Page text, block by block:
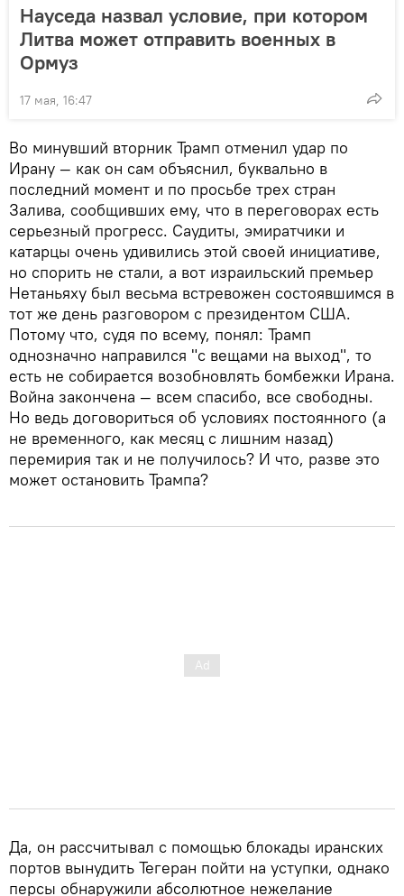
Науседа назвал условие, при котором
Литва может отправить военных в
Ормуз
17 мая, 16:47
Во минувший вторник Трамп отменил удар по
Ирану — как он сам объяснил, буквально в
последний момент и по просьбе трех стран
Залива, сообщивших ему, что в переговорах есть
серьезный прогресс. Саудиты, эмиратчики и
катарцы очень удивились этой своей инициативе,
но спорить не стали, а вот израильский премьер
Нетаньяху был весьма встревожен состоявшимся в
тот же день разговором с президентом США.
Потому что, судя по всему, понял: Трамп
однозначно направился "с вещами на выход", то
есть не собирается возобновлять бомбежки Ирана.
Война закончена — всем спасибо, все свободны.
Но ведь договориться об условиях постоянного (а
не временного, как месяц с лишним назад)
перемирия так и не получилось? И что, разве это
может остановить Трампа?
Да, он рассчитывал с помощью блокады иранских
портов вынудить Тегеран пойти на уступки, однако
персы обнаружили абсолютное нежелание